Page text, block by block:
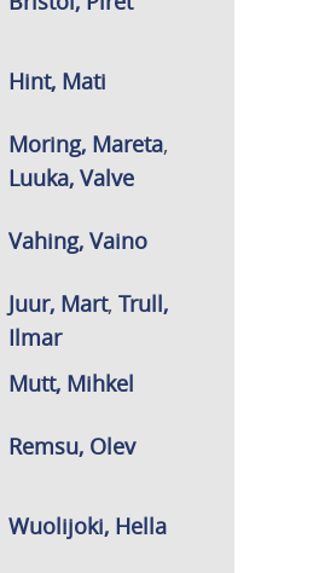
Hint, Mati
Moring, Mareta,
Luuka, Valve
Vahing, Vaino
Juur, Mart, Trull,
Ilmar
Mutt, Mihkel
Remsu, Olev
Wuolijoki, Hella